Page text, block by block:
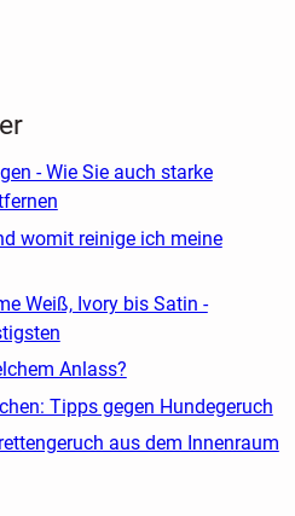
- Wie Sie auch starke
womit reinige ich meine
Weiß, Ivory bis Satin -
Anlass?
Tipps gegen Hundegeruch
aus dem Innenraum